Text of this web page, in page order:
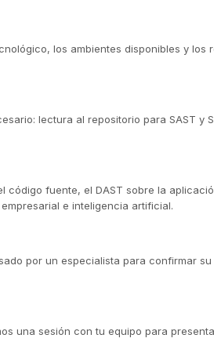
los ambientes disponibles y los
lectura al repositorio para SAST y
código fuente, el DAST sobre la
e inteligencia artificial.
por un especialista para confirmar
una sesión con tu equipo para